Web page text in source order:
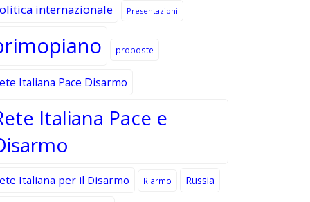
internazionale
Presentazioni
proposte
Italiana Pace Disarmo
Italiana Pace e
Italiana per il Disarmo Riarmo Russia